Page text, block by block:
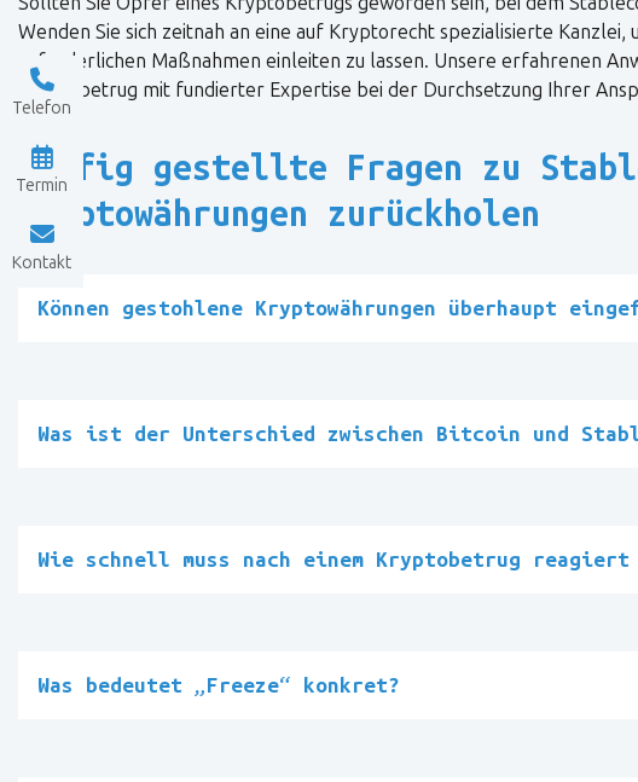
Wenden Sie sich zeitnah an eine auf Kryptorecht spezialisierte
erforderlichen Maßnahmen einleiten zu lassen. Unsere erfahrenen
Kryptobetrug mit fundierter Expertise bei der Durchsetzung Ihrer
Häufig gestellte Fragen zu
Kryptowährungen zurückholen
Können gestohlene Kryptowährungen überhaupt
Was ist der Unterschied zwischen Bitcoin und
Wie schnell muss nach einem Kryptobetrug reagiert
Was bedeutet „Freeze“ konkret?
Telefon
Termin
Kontakt